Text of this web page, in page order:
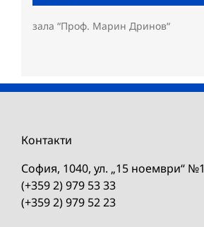
зала “Проф. Марин Дринов“
Контакти
София, 1040, ул. „15 ноември“ №1
(+359 2) 979 53 33
(+359 2) 979 52 23